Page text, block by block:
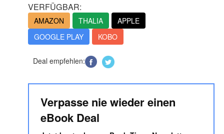
VERFÜGBAR:
AMAZON THALIA
APPLE
GOOGLE PLAY
KOBO
Deal empfehlen:
Verpasse nie wieder einen
eBook Deal